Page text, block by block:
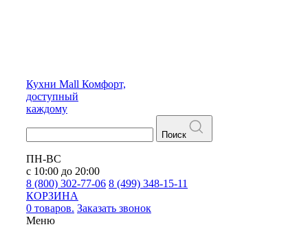
Кухни Mall Комфорт,
доступный
каждому
Поиск
ПН-ВС
с 10:00 до 20:00
8 (800) 302-77-06 8 (499) 348-15-11
КОРЗИНА
0 товаров. Заказать звонок
Меню